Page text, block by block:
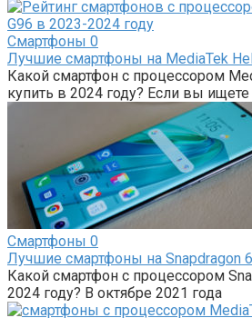
Смартфоны 0
Лучшие смартфоны на MediaTek
Какой смартфон с процессором
купить в 2024 году? Если вы ищете
Смартфоны 0
Лучшие смартфоны на Snapdragon
Какой смартфон с процессором
2024 году? В октябре 2021 года